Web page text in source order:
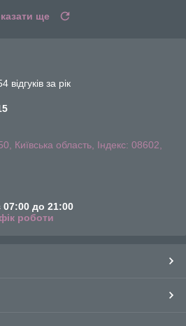
ще
за рік
Київська область, Індекс: 08602,
07:00 до 21:00
роботи